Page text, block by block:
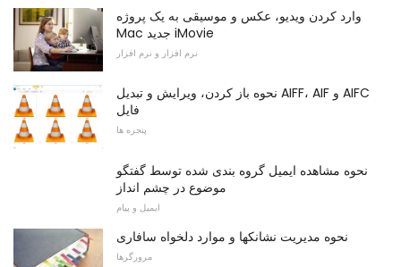
وارد کردن ویدیو، عکس و موسیقی به یک پروژه
Mac جدید iMovie
نرم افزار و نرم افزار
نحوه باز کردن، ویرایش و تبدیل AIFF، AIF و AIFC
فایل
پنجره ها
نحوه مشاهده ایمیل گروه بندی شده توسط گفتگو
موضوع در چشم انداز
ایمیل و پیام
نحوه مدیریت نشانکها و موارد دلخواه سافاری
مرورگرها